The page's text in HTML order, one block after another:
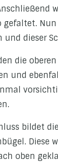
gefaltet.
und dieser
die
und
bildet
Diese
oben